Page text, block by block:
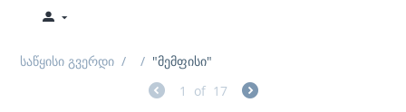
საწყისი გვერდი / / "მემფისი"
1
of 17